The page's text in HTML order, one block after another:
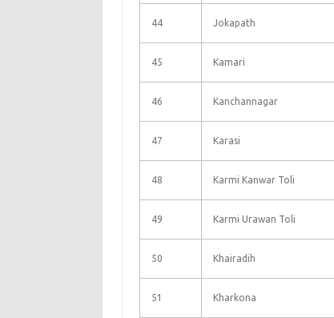
44 Jokapath
45 Kamari
46 Kanchannagar
47 Karasi
48 Karmi Kanwar Toli
49 Karmi Urawan Toli
50 Khairadih
51 Kharkona